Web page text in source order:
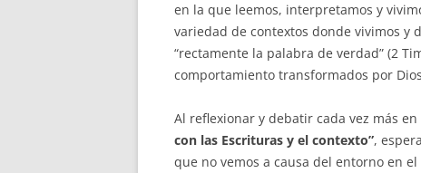
en la que leemos, interpretamos y
variedad de contextos donde vivimos y
“rectamente la palabra de verdad” (2
comportamiento transformados por
Al reflexionar y debatir cada vez más
con las Escrituras y el contexto”,
que no vemos a causa del entorno en